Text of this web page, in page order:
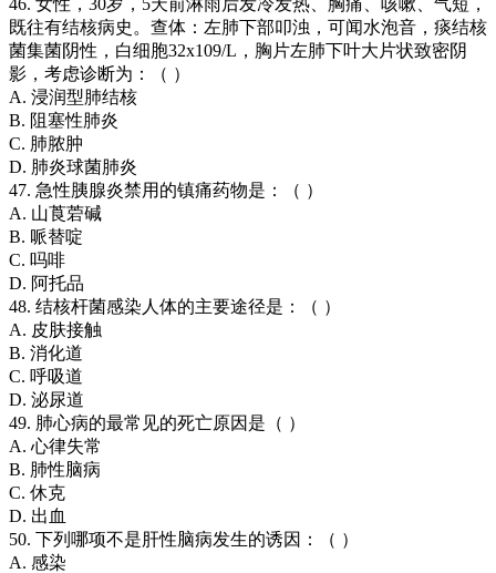
46. 女性，30岁，5天前淋雨后发冷发热、胸痛、咳嗽、气短，
既往有结核病史。查体：左肺下部叩浊，可闻水泡音，痰结核
菌集菌阴性，白细胞32x109/L，胸片左肺下叶大片状致密阴
影，考虑诊断为：（ ）
A. 浸润型肺结核
B. 阻塞性肺炎
C. 肺脓肿
D. 肺炎球菌肺炎
47. 急性胰腺炎禁用的镇痛药物是：（ ）
A. 山莨菪碱
B. 哌替啶
C. 吗啡
D. 阿托品
48. 结核杆菌感染人体的主要途径是：（ ）
A. 皮肤接触
B. 消化道
C. 呼吸道
D. 泌尿道
49. 肺心病的最常见的死亡原因是（ ）
A. 心律失常
B. 肺性脑病
C. 休克
D. 出血
50. 下列哪项不是肝性脑病发生的诱因：（ ）
A. 感染